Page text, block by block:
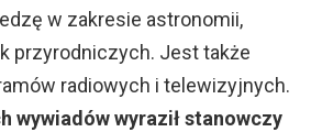
w zakresie astronomii,
przyrodniczych. Jest także
radiowych i telewizyjnych.
wywiadów wyraził stanowczy